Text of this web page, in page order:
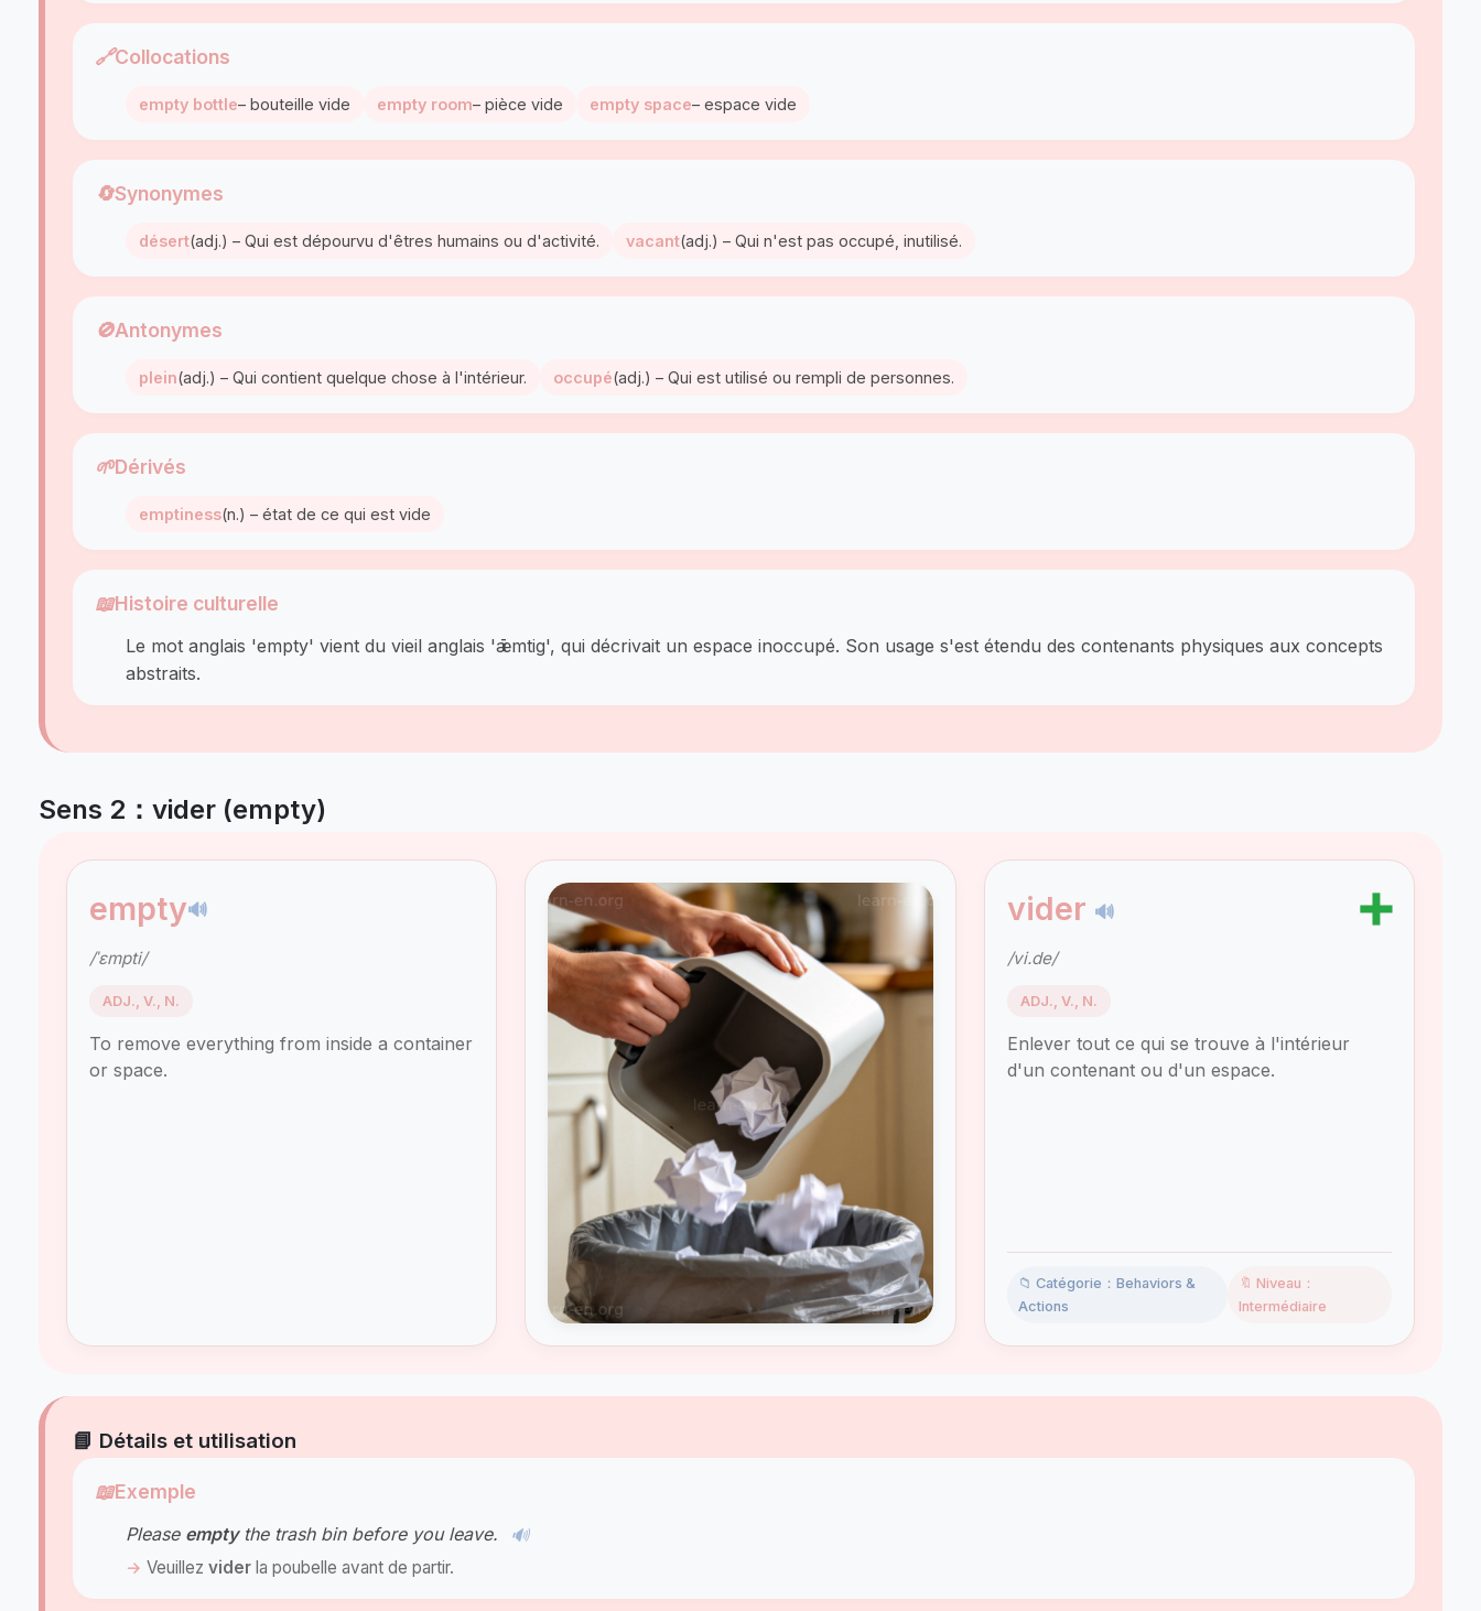
🔗Collocations
empty bottle– bouteille vide empty room– pièce vide empty space– espace vide
🔄Synonymes
désert(adj.) – Qui est dépourvu d'êtres humains ou d'activité. vacant(adj.) – Qui n'est pas occupé, inutilisé.
🚫Antonymes
plein(adj.) – Qui contient quelque chose à l'intérieur. occupé(adj.) – Qui est utilisé ou rempli de personnes.
🌱Dérivés
emptiness(n.) – état de ce qui est vide
📖Histoire culturelle
Le mot anglais 'empty' vient du vieil anglais 'ǣmtig', qui décrivait un espace inoccupé. Son usage s'est étendu des contenants physiques aux concepts
abstraits.
Sens 2：vider (empty)
empty🔊
/ˈɛmpti/
ADJ., V., N.
To remove everything from inside a container
or space.
vider 🔊 ➕
/vi.de/
ADJ., V., N.
Enlever tout ce qui se trouve à l'intérieur
d'un contenant ou d'un espace.
📁 Catégorie：Behaviors &
Actions
🔖 Niveau：
Intermédiaire
📘 Détails et utilisation
📖Exemple
Please emptythe trash bin before you leave. 🔊
Veuillez vider la poubelle avant de partir.